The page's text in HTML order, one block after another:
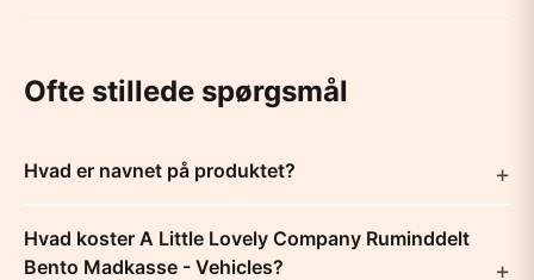
Ofte stillede spørgsmål
Hvad er navnet på produktet?
Hvad koster A Little Lovely Company Ruminddelt
Bento Madkasse - Vehicles?